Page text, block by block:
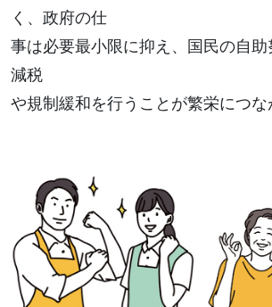
く、政府の仕
事は必要最小限に抑え、国民の自助
減税
や規制緩和を行うことが繁栄につな